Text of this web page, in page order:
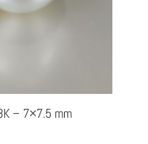
– 7×7.5 mm